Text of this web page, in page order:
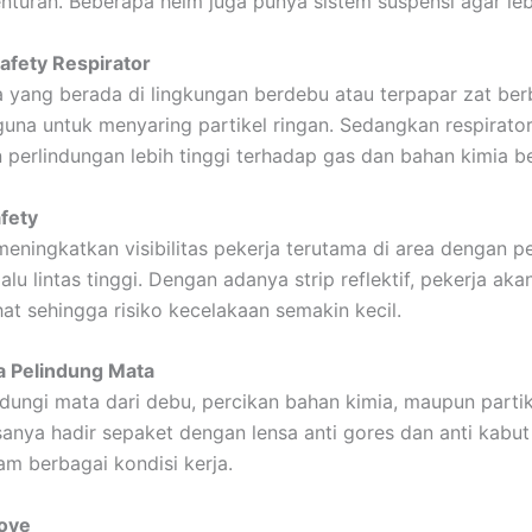
Respirator
yang berada di lingkungan berdebu atau terpapar zat
untuk menyaring partikel ringan. Sedangkan respirator
perlindungan lebih tinggi terhadap gas dan bahan kimia
visibilitas pekerja terutama di area dengan
lintas tinggi. Dengan adanya strip reflektif, pekerja
sehingga risiko kecelakaan semakin kecil.
Pelindung Mata
mata dari debu, percikan bahan kimia, maupun
hadir sepaket dengan lensa anti gores dan anti
berbagai kondisi kerja.